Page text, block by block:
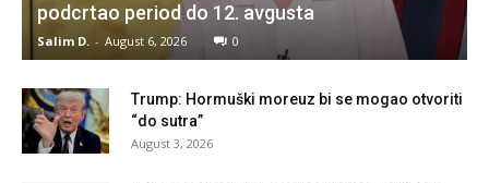
podcrtao period do 12. avgusta
Salim D. - August 6, 2026 0
Trump: Hormuški moreuz bi se mogao otvoriti
“do sutra”
August 3, 2026